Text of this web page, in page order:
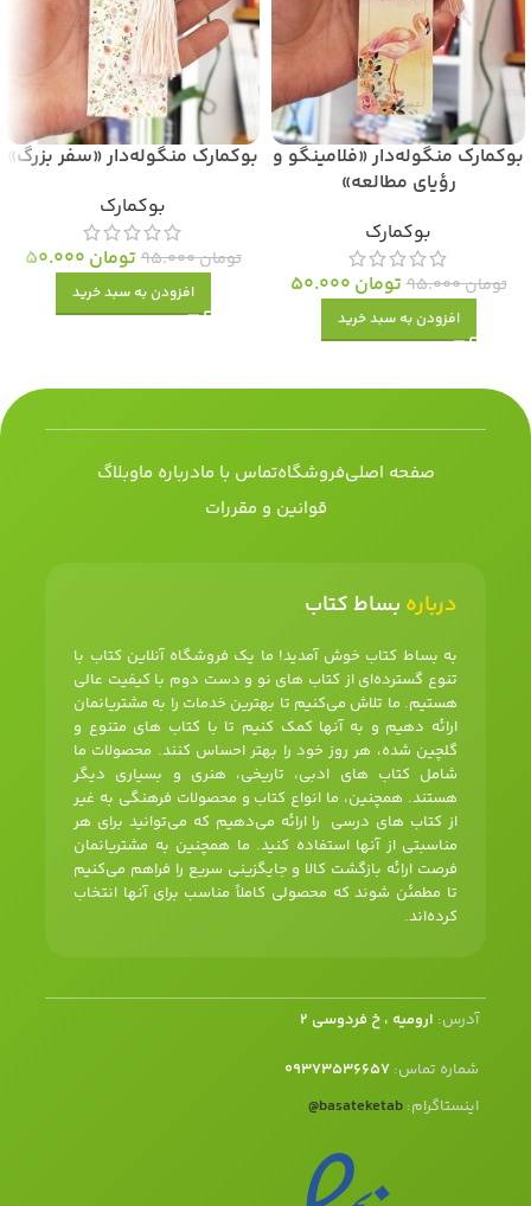
بوکمارک منگوله‌دار «فلامینگو و
رؤیای مطالعه»
بوکمارک
تومان95.000 تومان
افزودن به سبد خرید
بوکمارک منگوله‌دار «سفر بزرگ»
بوکمارک
تومان95.000 تومان
افزودن به سبد خرید
صفحه اصلیفروشگاهتماس با مادرباره ماوبلاگ
قوانین و مقررات
درباره بساط کتاب
به بساط کتاب خوش آمدید! ما یک فروشگاه آنلاین کتاب با
تنوع گسترده‌ای از کتاب های نو و دست دوم با کیفیت عالی
هستیم. ما تلاش می‌کنیم تا بهترین خدمات را به مشتریانمان
ارائه دهیم و به آنها کمک کنیم تا با کتاب های متنوع و
گلچین شده، هر روز خود را بهتر احساس کنند. محصولات ما
شامل کتاب های ادبی، تاریخی، هنری و بسیاری دیگر
هستند. همچنین، ما انواع کتاب و محصولات فرهنگی به غیر
از کتاب های درسی را ارائه می‌دهیم که می‌توانید برای هر
مناسبتی از آنها استفاده کنید. ما همچنین به مشتریانمان
فرصت ارائه بازگشت کالا و جایگزینی سریع را فراهم می‌کنیم
تا مطمئن شوند که محصولی کاملاً مناسب برای آنها انتخاب
کرده‌اند.
آدرس: ارومیه ، خ فردوسی 2
شماره تماس: 09373536657
اینستاگرام: basateketab
@